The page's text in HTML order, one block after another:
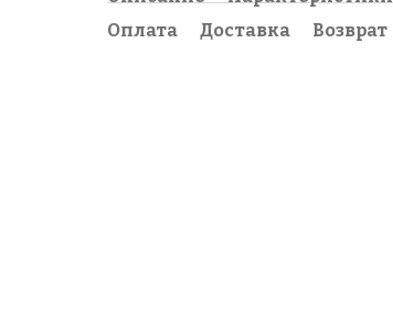
Оплата
Доставка Возврат